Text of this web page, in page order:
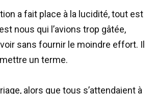
a fait place à la lucidité, tout est
nous qui l’avions trop gâtée,
sans fournir le moindre effort. Il
un terme.
alors que tous s’attendaient à